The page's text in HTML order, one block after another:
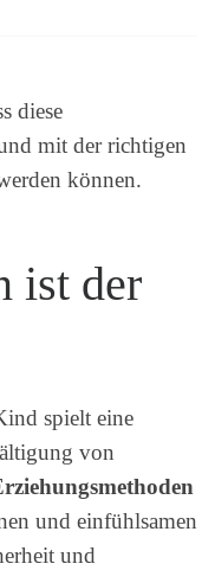
diese
mit der richtigen
können.
ist der
spielt eine
von
und einfühlsamen
und